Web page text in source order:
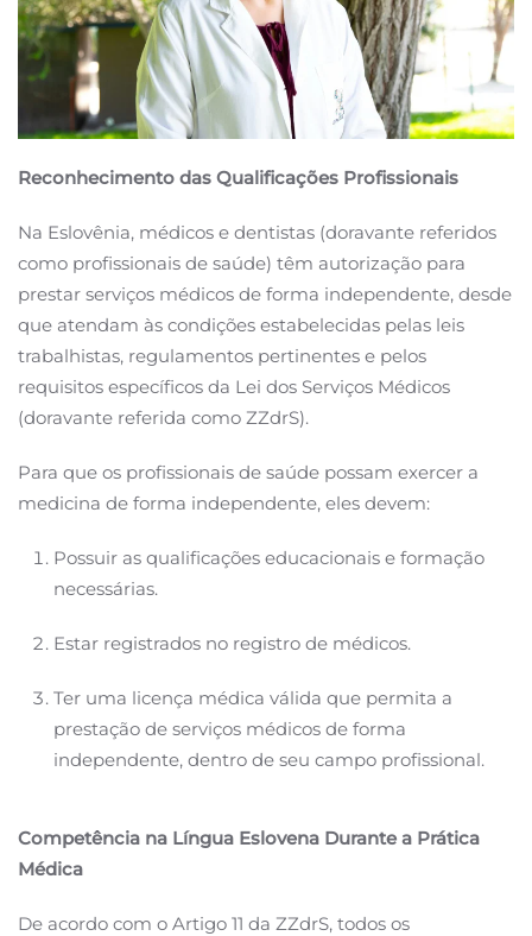
Reconhecimento das Qualificações Profissionais
Na Eslovênia, médicos e dentistas (doravante referidos
como profissionais de saúde) têm autorização para
prestar serviços médicos de forma independente, desde
que atendam às condições estabelecidas pelas leis
trabalhistas, regulamentos pertinentes e pelos
requisitos específicos da Lei dos Serviços Médicos
(doravante referida como ZZdrS).
Para que os profissionais de saúde possam exercer a
medicina de forma independente, eles devem:
Possuir as qualificações educacionais e formação
necessárias.
Estar registrados no registro de médicos.
Ter uma licença médica válida que permita a
prestação de serviços médicos de forma
independente, dentro de seu campo profissional.
Competência na Língua Eslovena Durante a Prática
Médica
De acordo com o Artigo 11 da ZZdrS, todos os